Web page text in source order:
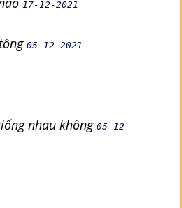
17-12-2021
05-12-2021
nhau không 05-12-